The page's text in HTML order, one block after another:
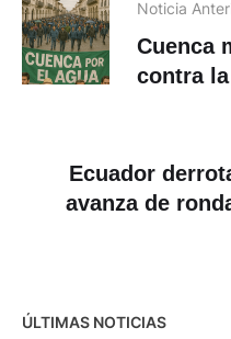
Noticia
Cuenca
contra
Ecuador
avanza de
ÚLTIMAS NOTICIAS